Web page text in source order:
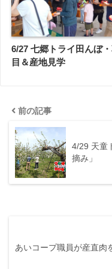
6/27 七郷トライ田んぼ
目＆産地見学
前の記事
4/29 天童
摘み」
あいコープ職員が産直肉